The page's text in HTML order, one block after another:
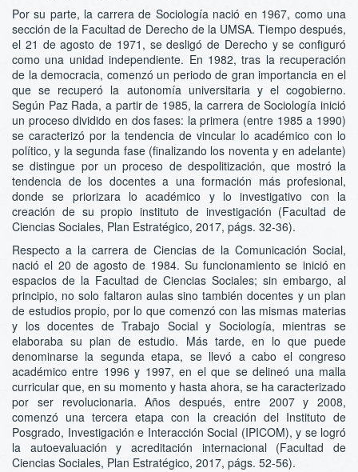
Por su parte, la carrera de Sociología nació en 1967, como una
sección de la Facultad de Derecho de la UMSA. Tiempo después,
el 21 de agosto de 1971, se desligó de Derecho y se configuró
como una unidad independiente. En 1982, tras la recuperación
de la democracia, comenzó un periodo de gran importancia en el
que se recuperó la autonomía universitaria y el cogobierno.
Según Paz Rada, a partir de 1985, la carrera de Sociología inició
un proceso dividido en dos fases: la primera (entre 1985 a 1990)
se caracterizó por la tendencia de vincular lo académico con lo
político, y la segunda fase (finalizando los noventa y en adelante)
se distingue por un proceso de despolitización, que mostró la
tendencia de los docentes a una formación más profesional,
donde se priorizara lo académico y lo investigativo con la
creación de su propio instituto de investigación (Facultad de
Ciencias Sociales, Plan Estratégico, 2017, págs. 32-36).
Respecto a la carrera de Ciencias de la Comunicación Social,
nació el 20 de agosto de 1984. Su funcionamiento se inició en
espacios de la Facultad de Ciencias Sociales; sin embargo, al
principio, no solo faltaron aulas sino también docentes y un plan
de estudios propio, por lo que comenzó con las mismas materias
y los docentes de Trabajo Social y Sociología, mientras se
elaboraba su plan de estudio. Más tarde, en lo que puede
denominarse la segunda etapa, se llevó a cabo el congreso
académico entre 1996 y 1997, en el que se delineó una malla
curricular que, en su momento y hasta ahora, se ha caracterizado
por ser revolucionaria. Años después, entre 2007 y 2008,
comenzó una tercera etapa con la creación del Instituto de
Posgrado, Investigación e Interacción Social (IPICOM), y se logró
la autoevaluación y acreditación internacional (Facultad de
Ciencias Sociales, Plan Estratégico, 2017, págs. 52-56).